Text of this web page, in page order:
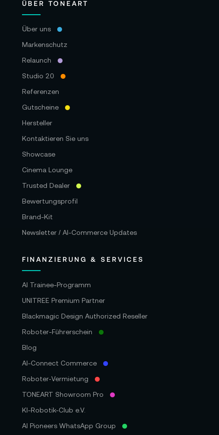
ÜBER TONEART
Über uns
Markenschutz
Relaunch
Studio 2.0
Referenzen
Gutscheine
Hersteller
Kontaktieren Sie uns
Showcase
Cinema Lounge
Trusted Dealer
Bewertungsprofil
Brand-Kit
Newsletter / AI-Commerce Updates
FINANZIERUNG & SERVICES
AI Trainee-Programm
UNITREE Premium Partner
Blackmagic Design Authorized Reseller
Roboter-Führerschein
Blog
AI-Connect Commerce
Roboter‑Vermietung
TONEART Showroom Pro
KI-Robotik-Club e.V.
AI Pioneers WhatsApp Group